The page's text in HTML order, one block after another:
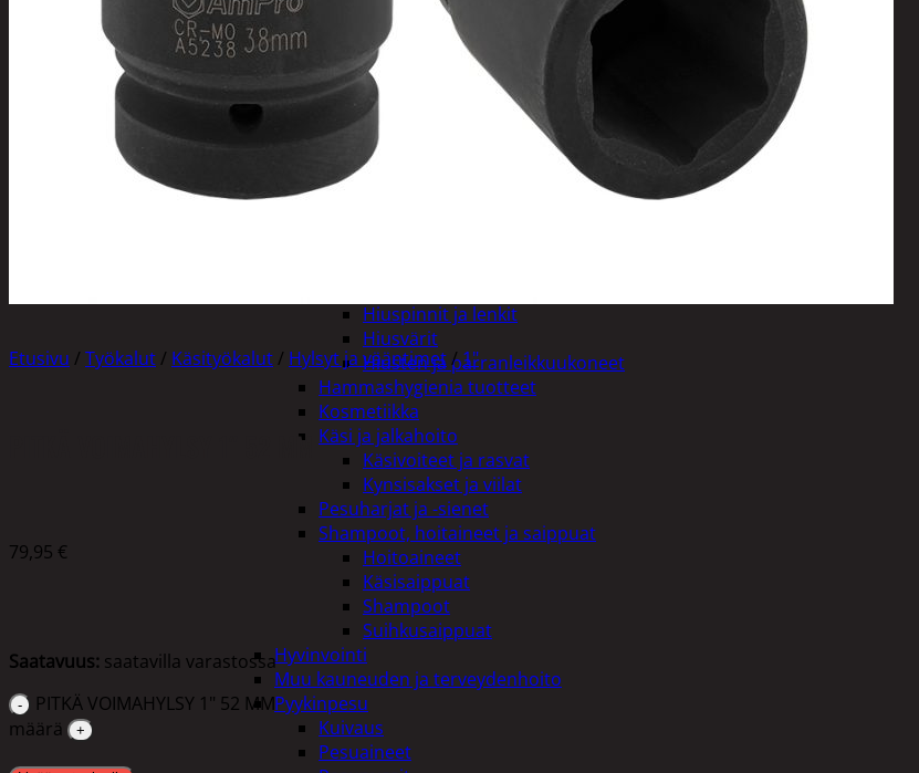
Tontut ja muut
Joulutekstiilit
Paketointi
Marjastus
Apuvälineet
Hengityssuojaimet ja desinfiointi
Hiuspinnit ja lenkit
Hiusvärit
Hiusten ja parranleikkuukoneet
Hammashygienia tuotteet
Kosmetiikka
Käsi ja jalkahoito
Käsivoiteet ja rasvat
Kynsisakset ja viilat
Pesuharjat ja -sienet
Shampoot, hoitaineet ja saippuat
Hoitoaineet
Käsisaippuat
Shampoot
Suihkusaippuat
Hyvinvointi
Muu kauneuden ja terveydenhoito
Pyykinpesu
Kuivaus
Pesuaineet
Etusivu / Työkalut / Käsityökalut / Hylsyt ja vääntimet / 1"
PITKÄ VOIMAHYLSY 1″ 52 MM
79,95 €
Saatavuus: saatavilla varastossa
PITKÄ VOIMAHYLSY 1" 52 MM
määrä